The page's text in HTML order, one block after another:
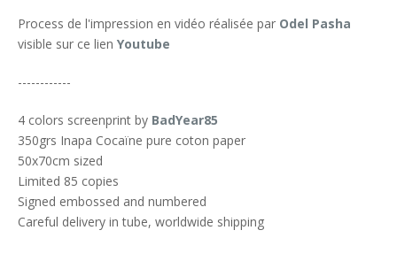
Process de l'impression en vidéo réalisée par Odel Pasha
visible sur ce lien Youtube
------------
4 colors screenprint by BadYear85
350grs Inapa Cocaïne pure coton paper
50x70cm sized
Limited 85 copies
Signed embossed and numbered
Careful delivery in tube, worldwide shipping